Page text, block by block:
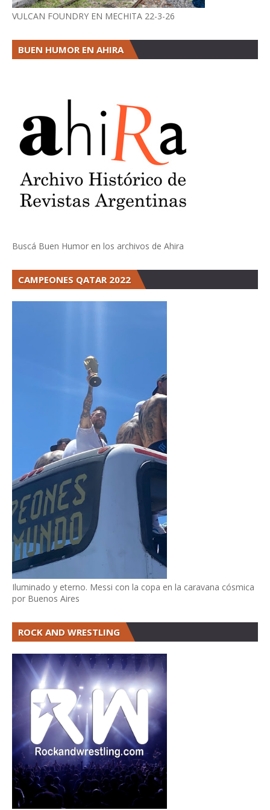
VULCAN FOUNDRY EN MECHITA 22-3-26
BUEN HUMOR EN AHIRA
Buscá Buen Humor en los archivos de Ahira
CAMPEONES QATAR 2022
Iluminado y eterno. Messi con la copa en la caravana cósmica
por Buenos Aires
ROCK AND WRESTLING